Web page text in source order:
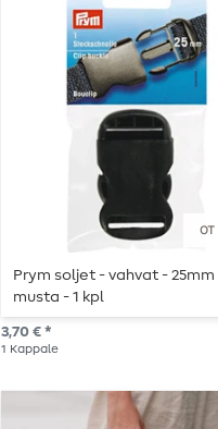
Prym soljet - vahvat - 25mm
musta - 1 kpl
3,70 € *
1 Kappale